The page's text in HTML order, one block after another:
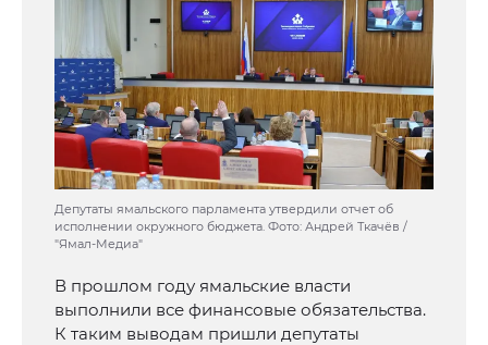
Депутаты ямальского парламента утвердили отчет об
исполнении окружного бюджета. Фото: Андрей Ткачёв /
"Ямал-Медиа"
В прошлом году ямальские власти
выполнили все финансовые обязательства.
К таким выводам пришли депутаты